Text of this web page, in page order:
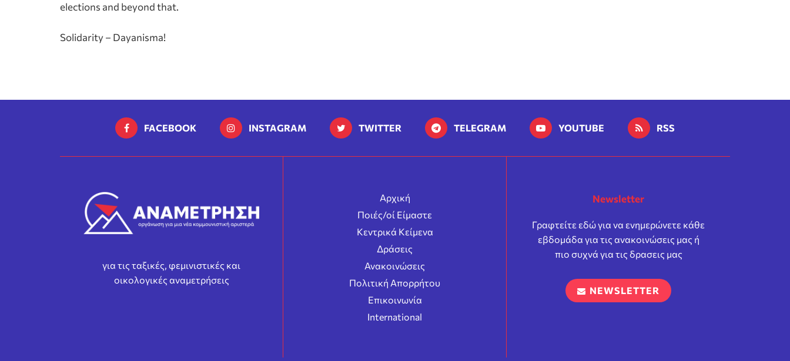
elections and beyond that.
Solidarity – Dayanisma!
FACEBOOK INSTAGRAM TWITTER TELEGRAM YOUTUBE RSS
για τις ταξικές, φεμινιστικές και
οικολογικές αναμετρήσεις
Αρχική
Ποιές/οί Είμαστε
Κεντρικά Κείμενα
Δράσεις
Ανακοινώσεις
Πολιτική Απορρήτου
Επικοινωνία
International
Newsletter
Γραφτείτε εδώ για να ενημερώνετε κάθε
εβδομάδα για τις ανακοινώσεις μας ή
πιο συχνά για τις δρασεις μας
NEWSLETTER